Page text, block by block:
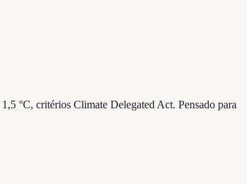
°C, critérios Climate Delegated Act. Pensado para